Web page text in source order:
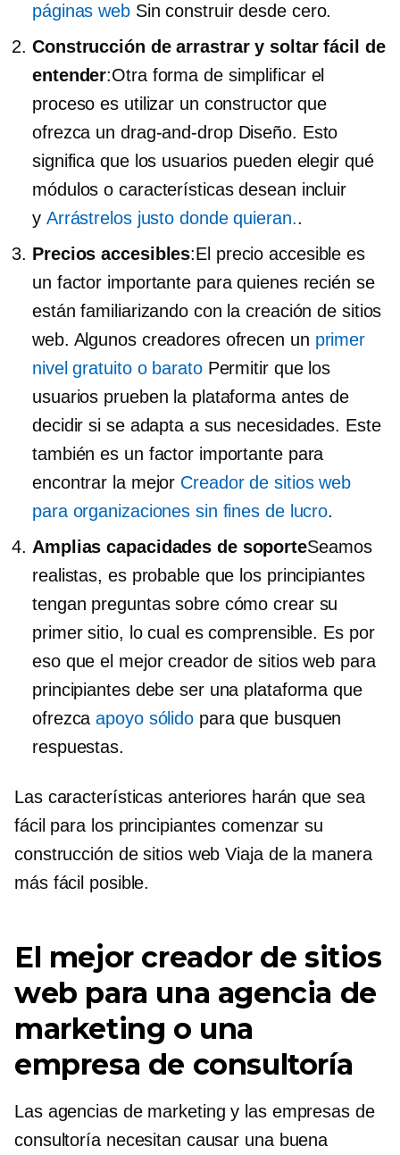
páginas webSin construir desde cero.
Construcción de arrastrar y soltar fácil de
entender:Otra forma de simplificar el
proceso es utilizar un constructor que
ofrezca un drag-and-dropDiseño. Esto
significa que los usuarios pueden elegir qué
módulos o características desean incluir
y Arrástrelos justo donde quieran..
Precios accesibles:El precio accesible es
un factor importante para quienes recién se
están familiarizando con la creación de sitios
web. Algunos creadores ofrecen un primer
nivel gratuito o baratoPermitir que los
usuarios prueben la plataforma antes de
decidir si se adapta a sus necesidades. Este
también es un factor importante para
encontrar la mejor Creador de sitios web
para organizaciones sin fines de lucro.
Amplias capacidades de soporteSeamos
realistas, es probable que los principiantes
tengan preguntas sobre cómo crear su
primer sitio, lo cual es comprensible. Es por
eso que el mejor creador de sitios web para
principiantes debe ser una plataforma que
ofrezcaapoyo sólido para que busquen
respuestas.
Las características anteriores harán que sea
fácil para los principiantes comenzar su
construcción de sitios web Viaja de la manera
más fácil posible.
El mejor creador de sitios
web para una agencia de
marketing o una
empresa de consultoría
Las agencias de marketing y las empresas de
consultoría necesitan causar una buena